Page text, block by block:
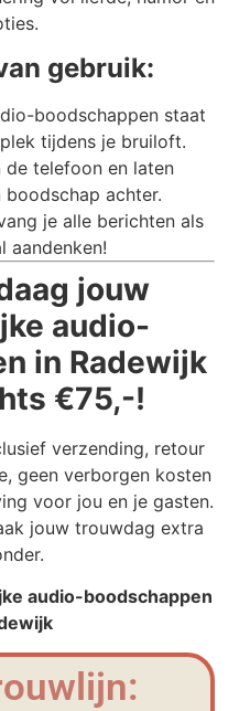
gebruik:
boodschappen staat
tijdens je bruiloft.
de telefoon en laten
boodschap achter.
je alle berichten als
aandenken!
jouw
audio-
in Radewijk
€75,-!
verzending, retour
geen verborgen kosten
voor jou en je gasten.
jouw trouwdag extra
audio-boodschappen